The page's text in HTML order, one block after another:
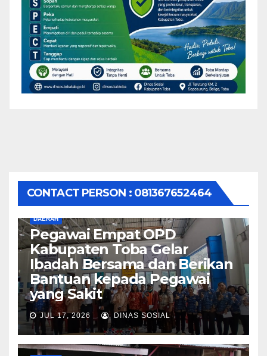
CONTACT PERSON : 081367652464
DAERAH
Pegawai Empat OPD
Kabupaten Toba Gelar
Ibadah Bersama dan Berikan
Bantuan kepada Pegawai
yang Sakit
JUL 17, 2026 DINAS SOSIAL